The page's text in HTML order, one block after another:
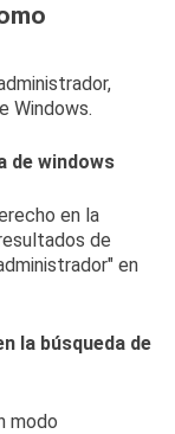
Windows.
en la
de
en
modo